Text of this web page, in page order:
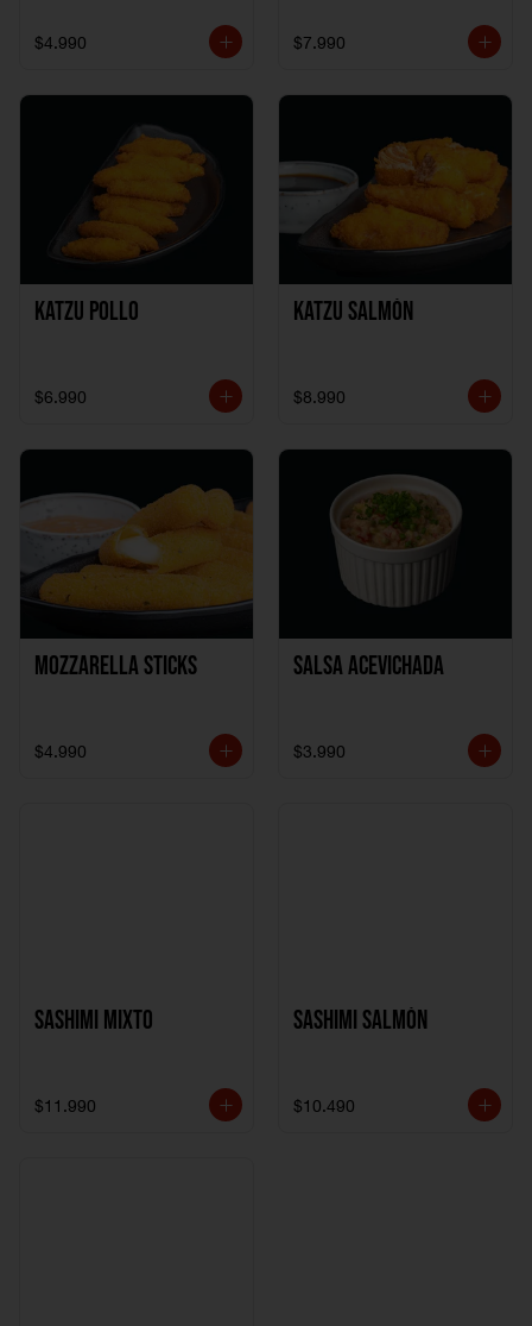
$4.990 $7.990
Katzu Pollo
$6.990
Katzu Salmón
$8.990
Mozzarella Sticks
$4.990
Salsa Acevichada
$3.990
Sashimi Mixto
$11.990
Sashimi Salmón
$10.490